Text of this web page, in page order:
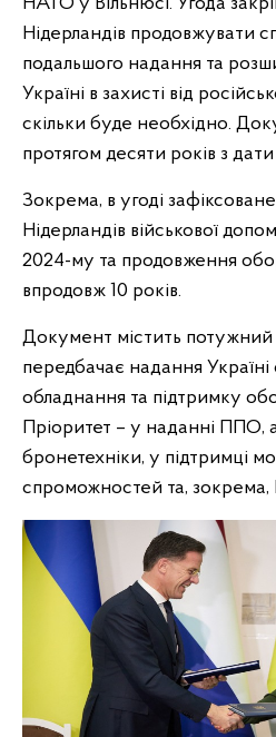
Нідерландів продовжувати
подальшого надання та
Україні в захисті від
скільки буде необхідно.
протягом десяти років з
Зокрема, в угоді
Нідерландів військової
2024-му та продовження
впродовж 10 років.
Документ містить потужний
передбачає надання Україні
обладнання та підтримку
Пріоритет – у наданні ППО,
бронетехніки, у підтримці
спроможностей та, зокрема,